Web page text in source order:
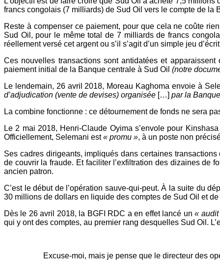
francs congolais (7 milliards) de Sud Oil vers le compte de la
Reste à compenser ce paiement, pour que cela ne coûte
Sud Oil, pour le même total de 7 milliards de francs
réellement versé cet argent ou s’il s’agit d’un simple jeu
Ces nouvelles transactions sont antidatées et
paiement initial de la Banque centrale à Sud Oil (notre
Le lendemain, 26 avril 2018, Moreau Kaghoma envoie à
d’adjudication (vente de devises) organisée […] par la
La combine fonctionne : ce détournement de fonds ne sera
Le 2 mai 2018, Henri-Claude Oyima s’envole pour
Officiellement, Selemani est« promu », à un poste non
Ses cadres dirigeants, impliqués dans certaines
de couvrir la fraude. Et faciliter l’exfiltration des dizaines de
ancien patron.
C’est le début de l’opération sauve-qui-peut. À la suite du
30 millions de dollars en liquide des comptes de Sud Oil et
Dès le 26 avril 2018, la BGFI RDC a en effet lancé un«
qui y ont des comptes, au premier rang desquelles Sud Oil.
Excuse-moi, mais je pense que le directeur des